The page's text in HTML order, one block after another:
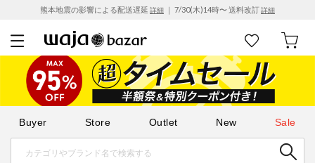
熊本地震の影響による配送遅延 詳細 ｜ 7/30(木)14時〜 送料改訂詳細
Buyer Store Outlet New Sale